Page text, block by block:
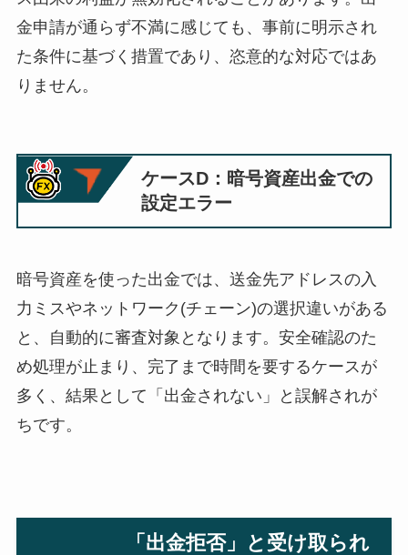
金申請が通らず不満に感じても、事前に明示され
た条件に基づく措置であり、恣意的な対応ではあ
りません。
ケースD：暗号資産出金での
設定エラー
暗号資産を使った出金では、送金先アドレスの入
力ミスやネットワーク(チェーン)の選択違いがある
と、自動的に審査対象となります。安全確認のた
め処理が止まり、完了まで時間を要するケースが
多く、結果として「出金されない」と誤解されが
ちです。
「出金拒否」と受け取られ